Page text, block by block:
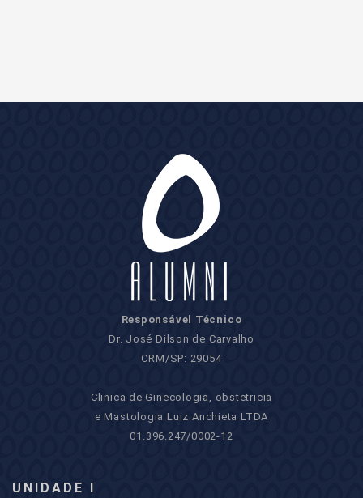
Responsável Técnico
Dr. José Dilson de Carvalho
CRM/SP: 29054
Clinica de Ginecologia, obstetricia
e Mastologia Luiz Anchieta LTDA
01.396.247/0002-12
UNIDADE I